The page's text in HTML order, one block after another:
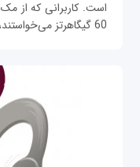
60 گیگاهرتز می‌خواستند، حالا خواسته‌شان محقق شده است.